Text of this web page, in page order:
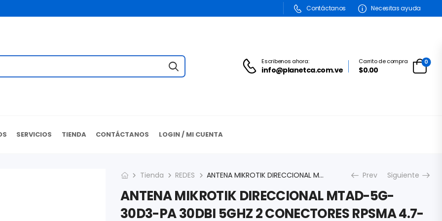
Contáctanos Necesitas ayuda
Escribenos ahora:
info@planetca.com.ve
Carrito de compra
$0.00
0
SERVICIOS TIENDA CONTÁCTANOS LOGIN / MI CUENTA
Tienda REDES ANTENA MIKROTIK DIRECCIONAL MTAD-5G-30D3-PA 30DBI 5GHZ 2 CONECTORES RPSMA 4.7-5.875 GHZ Prev Siguiente
ANTENA MIKROTIK DIRECCIONAL MTAD-5G-
30D3-PA 30DBI 5GHZ 2 CONECTORES RPSMA 4.7-